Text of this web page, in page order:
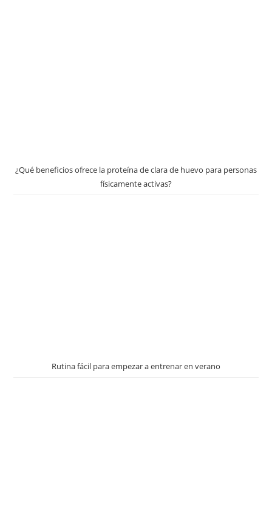
¿Qué beneficios ofrece la proteína de clara de huevo para personas
físicamente activas?
Rutina fácil para empezar a entrenar en verano